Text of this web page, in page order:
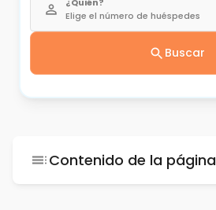
Elige el número de huéspedes
Buscar
Contenido de la página